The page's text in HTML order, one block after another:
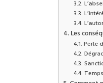
Les
Perte